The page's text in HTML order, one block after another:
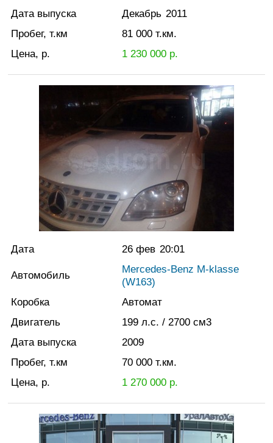
Дата выпуска
Декабрь 2011
Пробег, т.км
81 000 т.км.
Цена, р.
1 230 000р.
Дата 26 фев 20:01
Автомобиль
Mercedes-Benz M-klasse
(W163)
Коробка
Автомат
Двигатель
199 л.с. / 2700 см3
Дата выпуска
2009
Пробег, т.км
70 000 т.км.
Цена, р.
1 270 000р.